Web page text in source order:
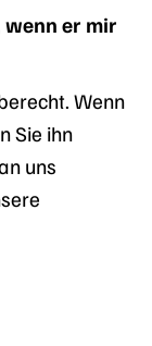
wenn er mir
Wenn
Sie ihn
uns